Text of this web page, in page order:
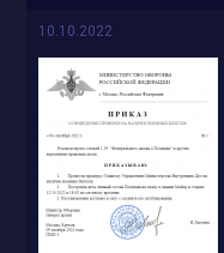
10.10.2022